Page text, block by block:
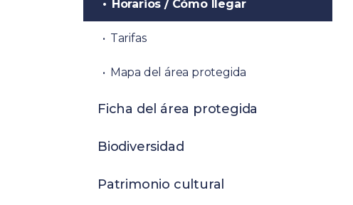
Horarios / Cómo llegar
Tarifas
Mapa del área protegida
Ficha del área protegida
Biodiversidad
Patrimonio cultural